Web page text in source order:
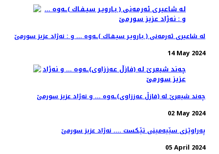
له‌ شاعیری ئه‌رمه‌نی ( بـارویـر سیـفـاك )ـه‌وه‌ ... و : نه‌ژاد عزیز سورمێ
14 May 2024
چه‌ند شیعرێ له‌ (فازڵ عه‌ززاوی)ـه‌وه‌ ... و نه‌ژاد عزیز سورمێ
02 May 2024
په‌راوێـزی سێیه‌مینی تێـكست .... نه‌ژاد عزیز سورمێ
05 April 2024